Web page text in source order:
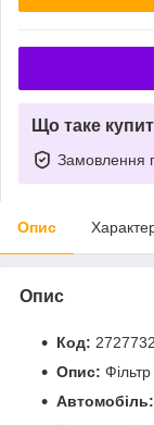
Що таке
Замовлення
Опис
Опис
Код:
Опис:
Автомобіль: